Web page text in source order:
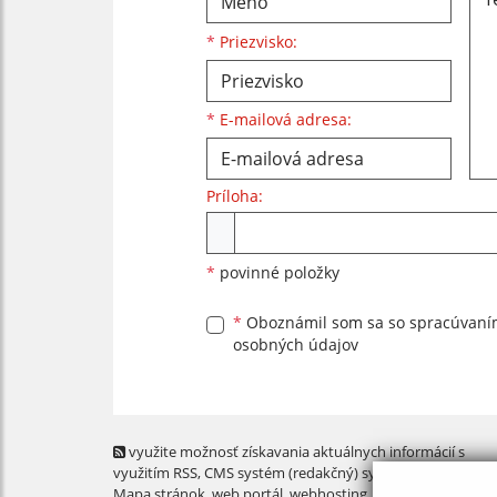
* Priezvisko:
* E-mailová adresa:
Príloha:
* povinné položky
* Oboznámil som sa so
osobných údajov
využite možnosť získavania aktuálnych informácií s
využitím RSS, CMS systém (redakčný) systém ECHELON 2,